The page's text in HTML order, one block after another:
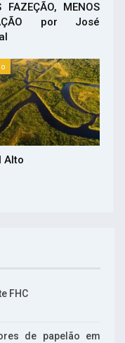
FAZEÇÃO, MENOS
por José
Alto
FHC
de papelão em